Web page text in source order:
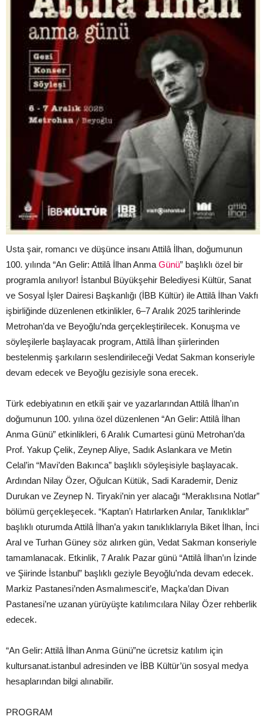
Usta şair, romancı ve düşünce insanı Attilâ İlhan, doğumunun
100. yılında “An Gelir: Attilâ İlhan Anma Günü” başlıklı özel bir
programla anılıyor! İstanbul Büyükşehir Belediyesi Kültür, Sanat
ve Sosyal İşler Dairesi Başkanlığı (İBB Kültür) ile Attilâ İlhan Vakfı
işbirliğinde düzenlenen etkinlikler, 6–7 Aralık 2025 tarihlerinde
Metrohan’da ve Beyoğlu’nda gerçekleştirilecek. Konuşma ve
söyleşilerle başlayacak program, Attilâ İlhan şiirlerinden
bestelenmiş şarkıların seslendirileceği Vedat Sakman konseriyle
devam edecek ve Beyoğlu gezisiyle sona erecek.
Türk edebiyatının en etkili şair ve yazarlarından Attilâ İlhan’ın
doğumunun 100. yılına özel düzenlenen “An Gelir: Attilâ İlhan
Anma Günü” etkinlikleri, 6 Aralık Cumartesi günü Metrohan’da
Prof. Yakup Çelik, Zeynep Aliye, Sadık Aslankara ve Metin
Celal’in “Mavi’den Bakınca” başlıklı söyleşisiyle başlayacak.
Ardından Nilay Özer, Oğulcan Kütük, Sadi Karademir, Deniz
Durukan ve Zeynep N. Tiryaki’nin yer alacağı “Meraklısına Notlar”
bölümü gerçekleşecek. “Kaptan’ı Hatırlarken Anılar, Tanıklıklar”
başlıklı oturumda Attilâ İlhan’a yakın tanıklıklarıyla Biket İlhan, İnci
Aral ve Turhan Güney söz alırken gün, Vedat Sakman konseriyle
tamamlanacak. Etkinlik, 7 Aralık Pazar günü “Attilâ İlhan’ın İzinde
ve Şiirinde İstanbul” başlıklı geziyle Beyoğlu’nda devam edecek.
Markiz Pastanesi’nden Asmalımescit’e, Maçka’dan Divan
Pastanesi’ne uzanan yürüyüşte katılımcılara Nilay Özer rehberlik
edecek.
“An Gelir: Attilâ İlhan Anma Günü”ne ücretsiz katılım için
kultursanat.istanbul adresinden ve İBB Kültür’ün sosyal medya
hesaplarından bilgi alınabilir.
PROGRAM